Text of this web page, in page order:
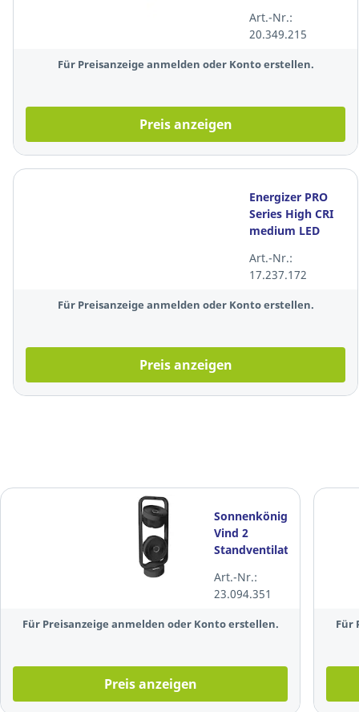
Art.-Nr.:
20.349.215
Für Preisanzeige anmelden oder Konto erstellen.
Preis anzeigen
Energizer PRO
Series High CRI
medium LED
akku/batterie,
1000 lm
Art.-Nr.:
17.237.172
Für Preisanzeige anmelden oder Konto erstellen.
Preis anzeigen
Sonnenkönig
Vind 2
Standventilator
Fernbedienung,
schwarz
Art.-Nr.:
23.094.351
Für Preisanzeige anmelden oder Konto erstellen.
Preis anzeigen
Für